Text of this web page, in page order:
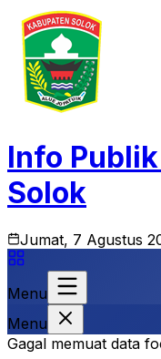
Info
Solok
Jumat, 7 Agustus
Menu
Menu
Gagal memuat data